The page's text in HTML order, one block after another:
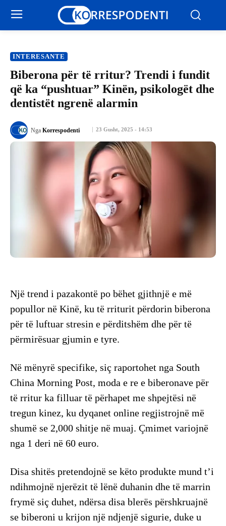
INTERESANTE
Biberona për të rritur? Trendi i fundit
që ka “pushtuar” Kinën, psikologët dhe
dentistët ngrenë alarmin
23 Gusht, 2025 - 14:53
Nga Korrespodenti
Një trend i pazakontë po bëhet gjithnjë e më
popullor në Kinë, ku të rriturit përdorin biberona
për të luftuar stresin e përditshëm dhe për të
përmirësuar gjumin e tyre.
Në mënyrë specifike, siç raportohet nga South
China Morning Post, moda e re e biberonave për
të rritur ka filluar të përhapet me shpejtësi në
tregun kinez, ku dyqanet online regjistrojnë më
shumë se 2,000 shitje në muaj. Çmimet variojnë
nga 1 deri në 60 euro.
Disa shitës pretendojnë se këto produkte mund t’i
ndihmojnë njerëzit të lënë duhanin dhe të marrin
frymë siç duhet, ndërsa disa blerës përshkruajnë
se biberoni u krijon një ndjenjë sigurie, duke u